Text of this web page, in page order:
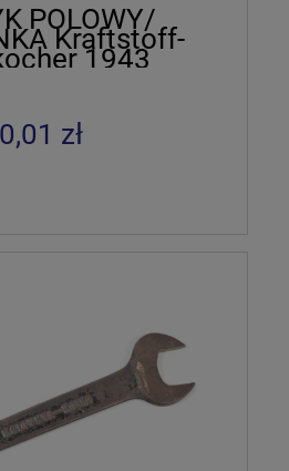
POLOWY/
Kraftstoff-
1943
0,01 zł